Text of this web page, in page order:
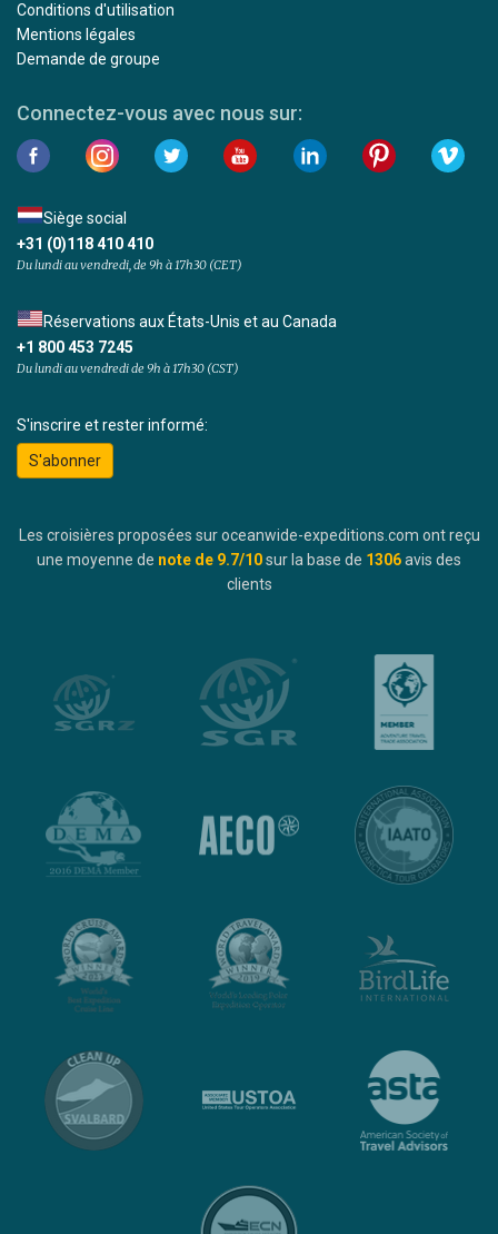
Conditions d'utilisation
Mentions légales
Demande de groupe
Connectez-vous avec nous sur:
Siège social
+31 (0)118 410 410
Du lundi au vendredi, de 9h à 17h30 (CET)
Réservations aux États-Unis et au Canada
+1 800 453 7245
Du lundi au vendredi de 9h à 17h30 (CST)
S'inscrire et rester informé:
S'abonner
Les croisières proposées sur oceanwide-expeditions.com ont reçu
une moyenne de note de 9.7/10sur la base de 1306avis des
clients